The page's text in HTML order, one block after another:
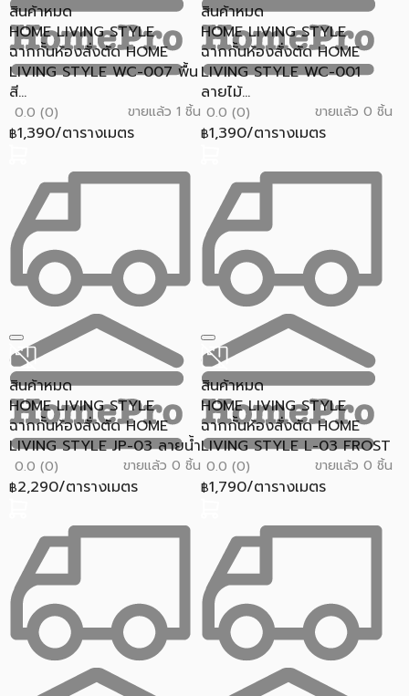
สินค้าหมด
HOME LIVING STYLE
ฉากกั้นห้องสั่งตัด HOME
LIVING STYLE WC-007 พื้น
สี...
0.0 (0) ขายแล้ว 1 ชิ้น
฿1,390/ตารางเมตร
สินค้าหมด
HOME LIVING STYLE
ฉากกั้นห้องสั่งตัด HOME
LIVING STYLE WC-001
ลายไม้...
0.0 (0) ขายแล้ว 0 ชิ้น
฿1,390/ตารางเมตร
สินค้าหมด
HOME LIVING STYLE
ฉากกั้นห้องสั่งตัด HOME
LIVING STYLE JP-03 ลายน้ำ
0.0 (0) ขายแล้ว 0 ชิ้น
฿2,290/ตารางเมตร
สินค้าหมด
HOME LIVING STYLE
ฉากกั้นห้องสั่งตัด HOME
LIVING STYLE L-03 FROST
0.0 (0) ขายแล้ว 0 ชิ้น
฿1,790/ตารางเมตร